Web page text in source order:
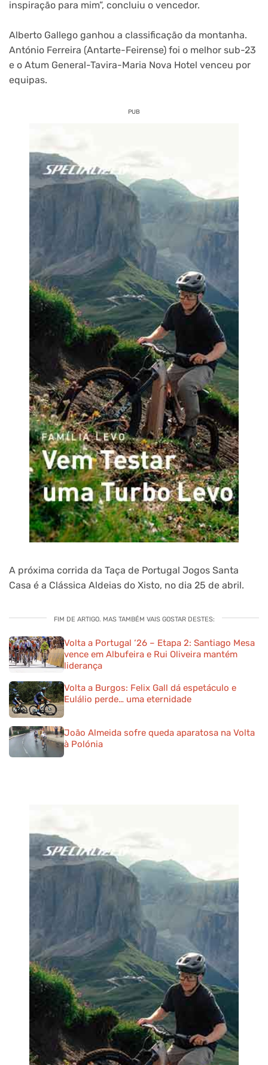
inspiração para mim”, concluiu o vencedor.
Alberto Gallego ganhou a classificação da montanha.
António Ferreira (Antarte-Feirense) foi o melhor sub-23
e o Atum General-Tavira-Maria Nova Hotel venceu por
equipas.
PUB
A próxima corrida da Taça de Portugal Jogos Santa
Casa é a Clássica Aldeias do Xisto, no dia 25 de abril.
FIM DE ARTIGO. MAS TAMBÉM VAIS GOSTAR DESTES:
Volta a Portugal ‘26 – Etapa 2: Santiago Mesa
vence em Albufeira e Rui Oliveira mantém
liderança
Volta a Burgos: Felix Gall dá espetáculo e
Eulálio perde… uma eternidade
João Almeida sofre queda aparatosa na Volta
à Polónia